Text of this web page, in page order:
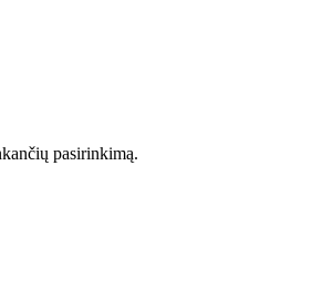
pasirinkimą.